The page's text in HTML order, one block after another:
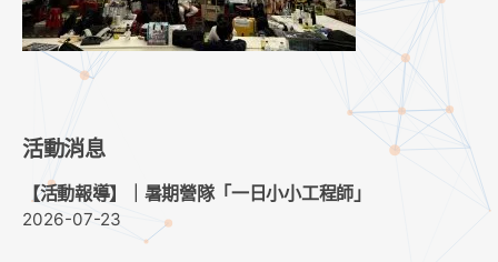
活動消息
【活動報導】｜暑期營隊「一日小小工程師」
2026-07-23